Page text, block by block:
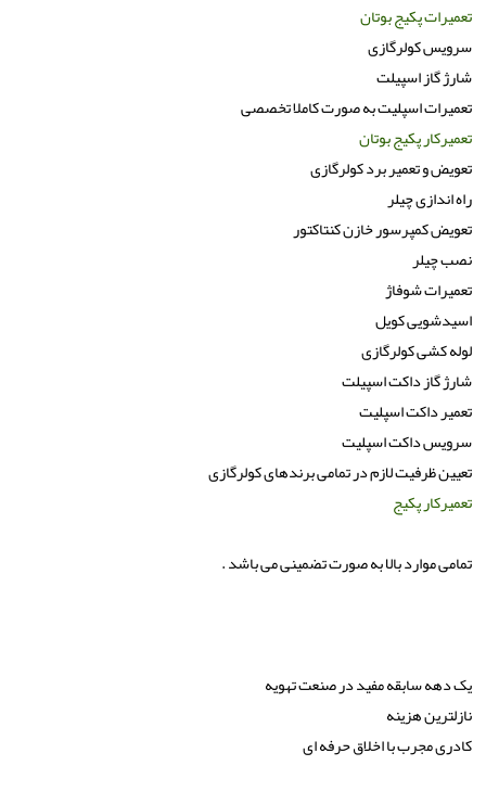
تعمیرات پکیج بوتان
سرویس کولرگازی
شارژ گاز اسپیلت
تعمیرات اسپلیت به صورت کاملا تخصصی
تعمیرکار پکیج بوتان
تعویض و تعمیر برد کولرگازی
راه اندازی چیلر
تعویض کمپرسور خازن کنتاکتور
نصب چیلر
تعمیرات شوفاژ
اسیدشویی کویل
لوله کشی کولرگازی
شارژ گاز داکت اسپیلت
تعمیر داکت اسپلیت
سرویس داکت اسپلیت
تعیین ظرفیت لازم در تمامی برندهای کولرگازی
تعمیرکار پکیج
تمامی موارد بالا به صورت تضمینی می باشد .
یک دهه سابقه مفید در صنعت تهویه
نازلترین هزینه
کادری مجرب با اخلاق حرفه ای